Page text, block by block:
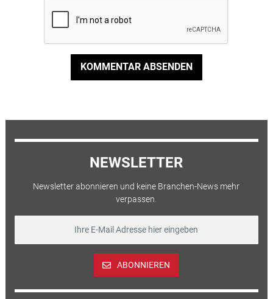
KOMMENTAR ABSENDEN
NEWSLETTER
Newsletter abonnieren und keine Branchen-News mehr
verpassen.
ABONNIEREN